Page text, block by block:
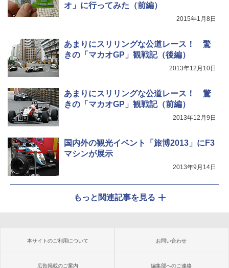
オ」に行ってみた（前編）
2015年1月8日
あまりにスリリングな公道レース！ 驚
きの「マカオGP」観戦記（後編）
2013年12月10日
あまりにスリリングな公道レース！ 驚
きの「マカオGP」観戦記（前編）
2013年12月9日
国内外の観光イベント「旅博2013」にF3
マシンが展示
2013年9月14日
もっと関連記事を見る
本サイトのご利用について お問い合わせ
広告掲載のご案内 編集部へのご連絡